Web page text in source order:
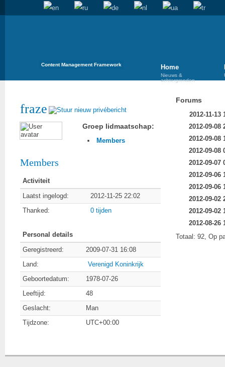
Content Management Framework Home
Nieuws &
achtergronden
fraze
Groep lidmaatschap:
Members
Members
Activiteit
Laatst ingelogd:
2012-11-25 22:02
Thanked:
0 tijden
Personal details
Geregistreerd:
2009-07-31 16:08
Land:
Verenigd Koninkrijk
Geboortedatum:
1978-07-26
Leeftijd:
48
Geslacht:
Man
Tijdzone:
UTC+00:00
Forums
2012-11-13
2012-09-08
2012-09-08
2012-09-08
2012-09-07
2012-09-06
2012-09-06
2012-09-02
2012-09-02
2012-08-26
Totaal: 92, Op